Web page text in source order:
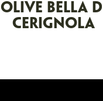
OLIVE BELLA DI
CERIGNOLA